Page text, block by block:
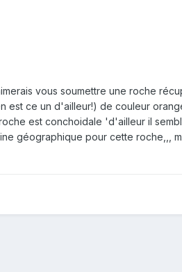
vous soumettre une roche
ce un d'ailleur!) de couleur
est conchoidale 'd'ailleur il
géographique pour cette roche,,,